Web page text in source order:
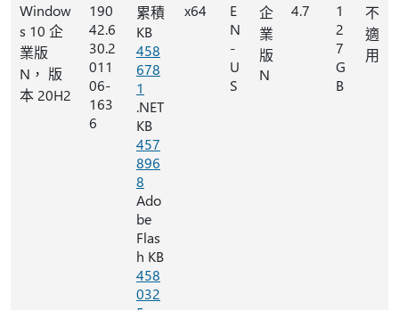
Window
s 10 企
業版
N， 版
本 20H2
190
42.6
30.2
011
06-
163
6
累積
KB
458
678
1
.NET
KB
457
896
8
Ado
be
Flas
h KB
458
032
x64
E
N
-
U
S
企
業
版
N
4.7
1
2
7
G
B
不
適
用